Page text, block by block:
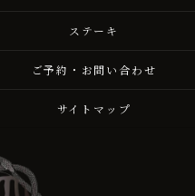
ステーキ
ご予約・お問い合わせ
サイトマップ